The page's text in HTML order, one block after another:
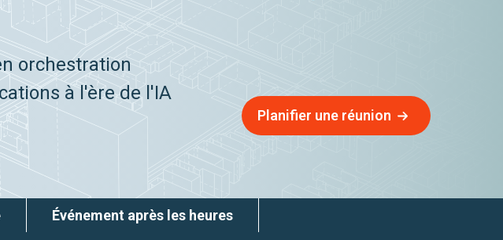
orchestration
à l'ère de l'IA
Planifier une réunion
Événement après les heures